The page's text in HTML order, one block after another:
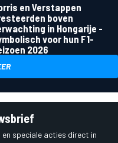
en Verstappen
boven
in Hongarije -
voor hun F1-
2026
speciale acties direct in